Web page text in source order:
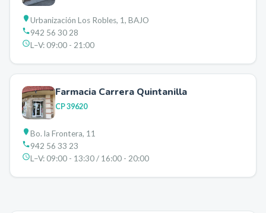
Urbanización Los Robles, 1, BAJO
942 56 30 28
L–V:09:00 - 21:00
Farmacia Carrera Quintanilla
CP39620
Bo. la Frontera, 11
942 56 33 23
L–V:09:00 - 13:30 / 16:00 - 20:00